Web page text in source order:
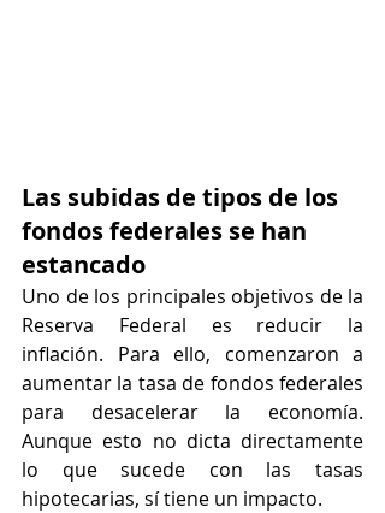
Las subidas de tipos de los
fondos federales se han
estancado
Uno de los principales objetivos de la
Reserva Federal es reducir la
inflación. Para ello, comenzaron a
aumentar la tasa de fondos federales
para desacelerar la economía.
Aunque esto no dicta directamente
lo que sucede con las tasas
hipotecarias, sí tiene un impacto.